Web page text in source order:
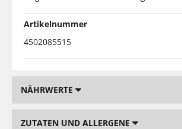
Artikelnummer
4502085515
NÄHRWERTE
ZUTATEN UND ALLERGENE